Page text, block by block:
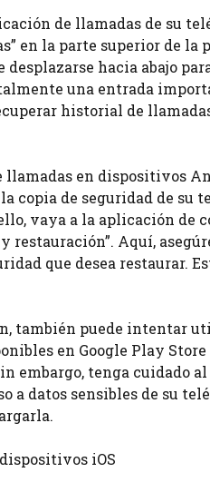
de llamadas de su
en la parte superior de
hacia abajo
una entrada
historial de
en dispositivos
copia de seguridad de su
vaya a la aplicación de
restauración”. Aquí,
que desea restaurar.
también puede intentar
en Google Play
embargo, tenga cuidado
a datos sensibles de su
iOS